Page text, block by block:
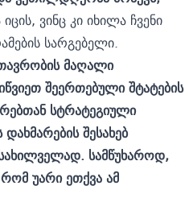
ვინც კი იხილა ჩვენი
სარგებელი.
მაღალი
შეერთებული შტატების
სტრატეგიული
შესახებ
სამწუხაროდ,
უარი ეთქვა ამ